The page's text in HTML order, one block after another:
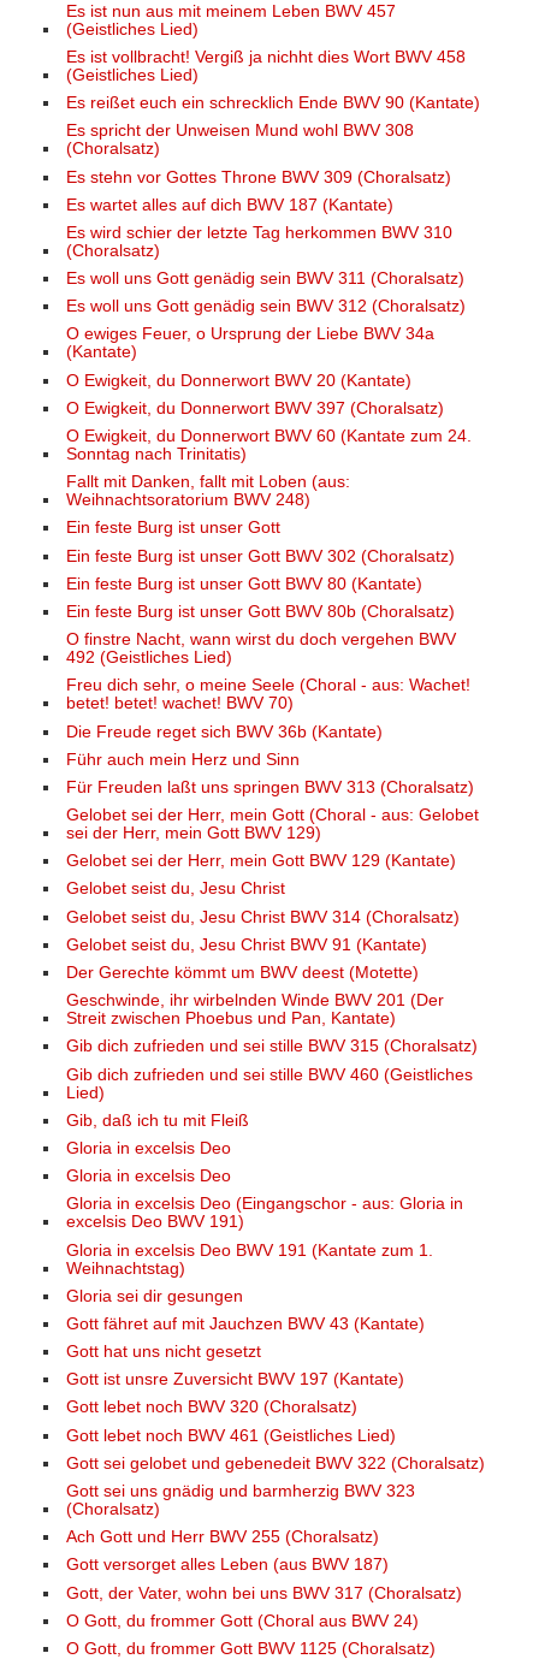
Es ist nun aus mit meinem Leben BWV 457
(Geistliches Lied)
Es ist vollbracht! Vergiß ja nichht dies Wort BWV 458
(Geistliches Lied)
Es reißet euch ein schrecklich Ende BWV 90 (Kantate)
Es spricht der Unweisen Mund wohl BWV 308
(Choralsatz)
Es stehn vor Gottes Throne BWV 309 (Choralsatz)
Es wartet alles auf dich BWV 187 (Kantate)
Es wird schier der letzte Tag herkommen BWV 310
(Choralsatz)
Es woll uns Gott genädig sein BWV 311 (Choralsatz)
Es woll uns Gott genädig sein BWV 312 (Choralsatz)
O ewiges Feuer, o Ursprung der Liebe BWV 34a
(Kantate)
O Ewigkeit, du Donnerwort BWV 20 (Kantate)
O Ewigkeit, du Donnerwort BWV 397 (Choralsatz)
O Ewigkeit, du Donnerwort BWV 60 (Kantate zum 24.
Sonntag nach Trinitatis)
Fallt mit Danken, fallt mit Loben (aus:
Weihnachtsoratorium BWV 248)
Ein feste Burg ist unser Gott
Ein feste Burg ist unser Gott BWV 302 (Choralsatz)
Ein feste Burg ist unser Gott BWV 80 (Kantate)
Ein feste Burg ist unser Gott BWV 80b (Choralsatz)
O finstre Nacht, wann wirst du doch vergehen BWV
492 (Geistliches Lied)
Freu dich sehr, o meine Seele (Choral - aus: Wachet!
betet! betet! wachet! BWV 70)
Die Freude reget sich BWV 36b (Kantate)
Führ auch mein Herz und Sinn
Für Freuden laßt uns springen BWV 313 (Choralsatz)
Gelobet sei der Herr, mein Gott (Choral - aus: Gelobet
sei der Herr, mein Gott BWV 129)
Gelobet sei der Herr, mein Gott BWV 129 (Kantate)
Gelobet seist du, Jesu Christ
Gelobet seist du, Jesu Christ BWV 314 (Choralsatz)
Gelobet seist du, Jesu Christ BWV 91 (Kantate)
Der Gerechte kömmt um BWV deest (Motette)
Geschwinde, ihr wirbelnden Winde BWV 201 (Der
Streit zwischen Phoebus und Pan, Kantate)
Gib dich zufrieden und sei stille BWV 315 (Choralsatz)
Gib dich zufrieden und sei stille BWV 460 (Geistliches
Lied)
Gib, daß ich tu mit Fleiß
Gloria in excelsis Deo
Gloria in excelsis Deo
Gloria in excelsis Deo (Eingangschor - aus: Gloria in
excelsis Deo BWV 191)
Gloria in excelsis Deo BWV 191 (Kantate zum 1.
Weihnachtstag)
Gloria sei dir gesungen
Gott fähret auf mit Jauchzen BWV 43 (Kantate)
Gott hat uns nicht gesetzt
Gott ist unsre Zuversicht BWV 197 (Kantate)
Gott lebet noch BWV 320 (Choralsatz)
Gott lebet noch BWV 461 (Geistliches Lied)
Gott sei gelobet und gebenedeit BWV 322 (Choralsatz)
Gott sei uns gnädig und barmherzig BWV 323
(Choralsatz)
Ach Gott und Herr BWV 255 (Choralsatz)
Gott versorget alles Leben (aus BWV 187)
Gott, der Vater, wohn bei uns BWV 317 (Choralsatz)
O Gott, du frommer Gott (Choral aus BWV 24)
O Gott, du frommer Gott BWV 1125 (Choralsatz)